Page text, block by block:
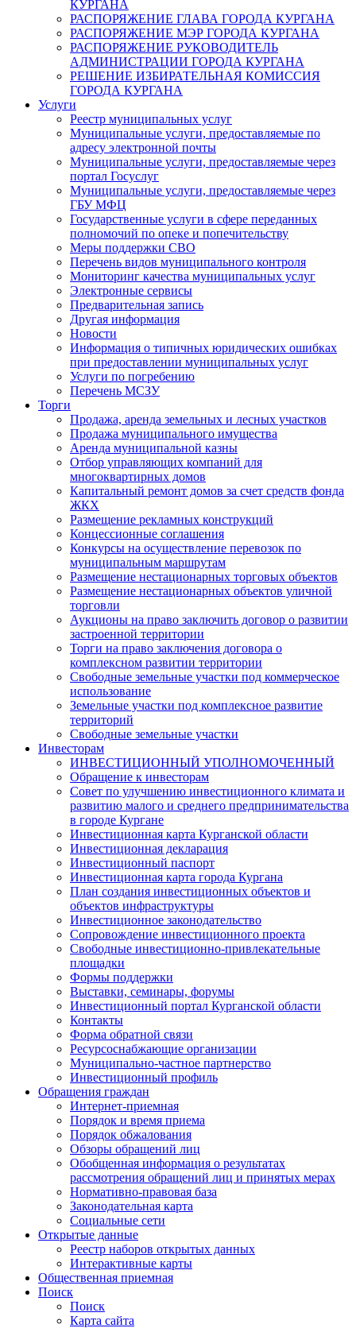
КУРГАНА
РАСПОРЯЖЕНИЕ ГЛАВА ГОРОДА КУРГАНА
РАСПОРЯЖЕНИЕ МЭР ГОРОДА КУРГАНА
РАСПОРЯЖЕНИЕ РУКОВОДИТЕЛЬ
АДМИНИСТРАЦИИ ГОРОДА КУРГАНА
РЕШЕНИЕ ИЗБИРАТЕЛЬНАЯ КОМИССИЯ
ГОРОДА КУРГАНА
Услуги
Реестр муниципальных услуг
Муниципальные услуги, предоставляемые по
адресу электронной почты
Муниципальные услуги, предоставляемые через
портал Госуслуг
Муниципальные услуги, предоставляемые через
ГБУ МФЦ
Государственные услуги в сфере переданных
полномочий по опеке и попечительству
Меры поддержки СВО
Перечень видов муниципального контроля
Мониторинг качества муниципальных услуг
Электронные сервисы
Предварительная запись
Другая информация
Новости
Информация о типичных юридических ошибках
при предоставлении муниципальных услуг
Услуги по погребению
Перечень МСЗУ
Торги
Продажа, аренда земельных и лесных участков
Продажа муниципального имущества
Аренда муниципальной казны
Отбор управляющих компаний для
многоквартирных домов
Капитальный ремонт домов за счет средств фонда
ЖКХ
Размещение рекламных конструкций
Концессионные соглашения
Конкурсы на осуществление перевозок по
муниципальным маршрутам
Размещение нестационарных торговых объектов
Размещение нестационарных объектов уличной
торговли
Аукционы на право заключить договор о развитии
застроенной территории
Торги на право заключения договора о
комплексном развитии территории
Свободные земельные участки под коммерческое
использование
Земельные участки под комплексное развитие
территорий
Свободные земельные участки
Инвесторам
ИНВЕСТИЦИОННЫЙ УПОЛНОМОЧЕННЫЙ
Обращение к инвесторам
Совет по улучшению инвестиционного климата и
развитию малого и среднего предпринимательства
в городе Кургане
Инвестиционная карта Курганской области
Инвестиционная декларация
Инвестиционный паспорт
Инвестиционная карта города Кургана
План создания инвестиционных объектов и
объектов инфраструктуры
Инвестиционное законодательство
Сопровождение инвестиционного проекта
Свободные инвестиционно-привлекательные
площадки
Формы поддержки
Выставки, семинары, форумы
Инвестиционный портал Курганской области
Контакты
Форма обратной связи
Ресурсоснабжающие организации
Муниципально-частное партнерство
Инвестиционный профиль
Обращения граждан
Интернет-приемная
Порядок и время приема
Порядок обжалования
Обзоры обращений лиц
Обобщенная информация о результатах
рассмотрения обращений лиц и принятых мерах
Нормативно-правовая база
Законодательная карта
Социальные сети
Открытые данные
Реестр наборов открытых данных
Интерактивные карты
Общественная приемная
Поиск
Поиск
Карта сайта